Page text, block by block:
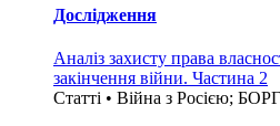
Дослідження
Аналіз захисту права
закінчення війни. Частина 2
Статті • Війна з Росією;